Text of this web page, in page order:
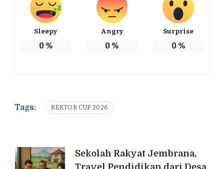
Sleepy
0%
Angry
0 %
Surprise
0 %
Tags: REKTOR CUP 2026
Post
Sekolah Rakyat Jembrana,